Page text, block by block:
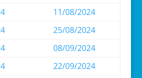
11/08/2024
25/08/2024
08/09/2024
22/09/2024